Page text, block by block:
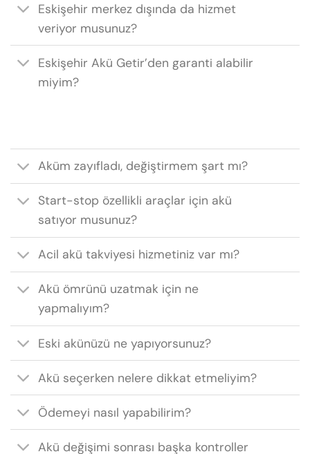
Eskişehir merkez dışında da hizmet
veriyor musunuz?
Eskişehir Akü Getir’den garanti alabilir
miyim?
Aküm zayıfladı, değiştirmem şart mı?
Start-stop özellikli araçlar için akü
satıyor musunuz?
Acil akü takviyesi hizmetiniz var mı?
Akü ömrünü uzatmak için ne
yapmalıyım?
Eski akünüzü ne yapıyorsunuz?
Akü seçerken nelere dikkat etmeliyim?
Ödemeyi nasıl yapabilirim?
Akü değişimi sonrası başka kontroller